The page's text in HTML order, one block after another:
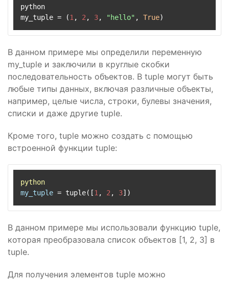
python
my_tuple = (1 , 2 , 3, "hello" , True)
В данном примере мы определили переменную
my_tuple и заключили в круглые скобки
последовательность объектов. В tuple могут быть
любые типы данных, включая различные объекты,
например, целые числа, строки, булевы значения,
списки и даже другие tuple.
Кроме того, tuple можно создать с помощью
встроенной функции tuple:
python
my_tuple = tuple([1 , 2 , 3
В данном примере мы использовали функцию tuple,
которая преобразовала список объектов [1, 2, 3] в
tuple.
Для получения элементов tuple можно